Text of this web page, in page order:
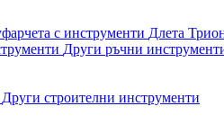
с инструменти Длета
Други ръчни
Други строителни инструменти